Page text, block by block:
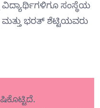
ವಿದ್ಯಾರ್ಥಿಗಳಿಗೂ ಸಂಸ್ಥೆಯ
ಮತ್ತು ಭರತ್ ಶೆಟ್ಟಿಯವರು